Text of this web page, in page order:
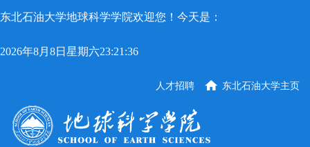
东北石油大学地球科学学院欢迎您！今天是：
2026年8月8日星期六23:21:36
东北石油大学主页
人才招聘